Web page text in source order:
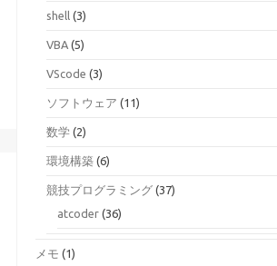
shell (3)
VBA (5)
VScode (3)
ソフトウェア (11)
数学 (2)
環境構築 (6)
競技プログラミング (37)
atcoder (36)
メモ (1)